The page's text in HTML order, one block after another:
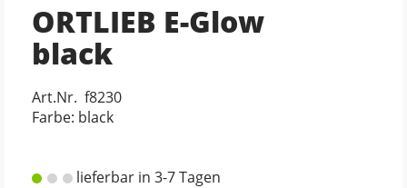
ORTLIEB E-Glow
black
Art.Nr. f8230
Farbe: black
lieferbar in 3-7 Tagen